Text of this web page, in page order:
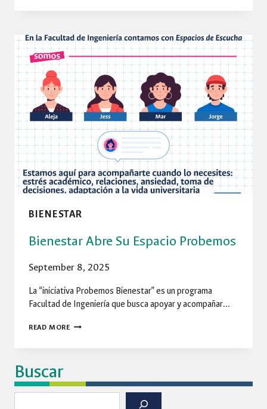
DOCENTE
TUTOR
EN
LA
FACULTAD
DE
INGENIERÍA
BIENESTAR
Bienestar Abre Su Espacio Probemos
September 8, 2025
La “iniciativa Probemos Bienestar” es un programa
Facultad de Ingeniería que busca apoyar y acompañar…
READ MOREBIENESTAR
PROBEMOS
Buscar